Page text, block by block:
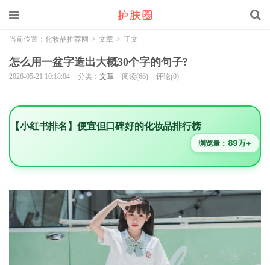
当前位置： 化妆品推荐网 > 文章 > 正文
怎么用一盆字造出大概30个字的句子?
2026-05-21 10:18:04 分类： 文章 阅读(66) 评论(0)
【小红书排名】便宜但口碑好的化妆品排行榜
浏览量： 89万+